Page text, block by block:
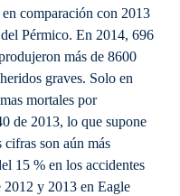
comparación con 2013
Pérmico. En 2014, 696
más de 8600
graves. Solo en
mortales por
de 2013, lo que supone
cifras son aún más
15 % en los accidentes
2012 y 2013 en Eagle